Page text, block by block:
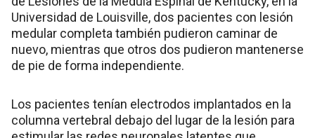
Universidad de Louisville, dos pacientes con lesión
medular completa también pudieron caminar de
nuevo, mientras que otros dos pudieron mantenerse
de pie de forma independiente.
Los pacientes tenían electrodos implantados en la
columna vertebral debajo del lugar de la lesión para